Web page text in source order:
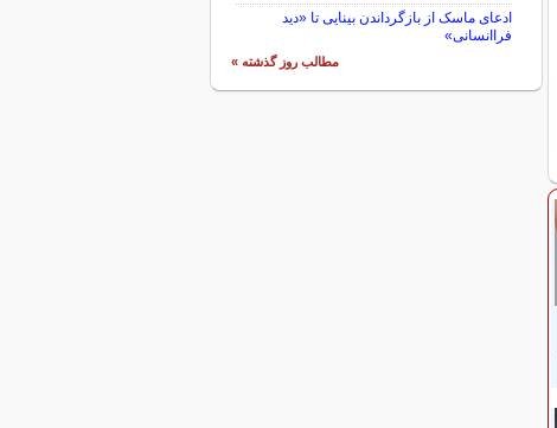
ادعای ماسک از بازگرداندن بینایی تا «دید
فراانسانی»
مطالب روز گذشته »